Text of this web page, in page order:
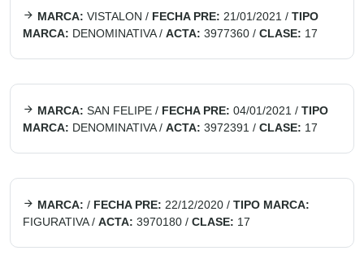
MARCA: VISTALON / FECHA PRE: 21/01/2021 / TIPO
MARCA: DENOMINATIVA/ ACTA: 3977360 / CLASE: 17
MARCA: SAN FELIPE / FECHA PRE: 04/01/2021 / TIPO
MARCA: DENOMINATIVA/ ACTA: 3972391 / CLASE: 17
MARCA: / FECHA PRE: 22/12/2020 / TIPO MARCA:
FIGURATIVA/ ACTA: 3970180 / CLASE: 17